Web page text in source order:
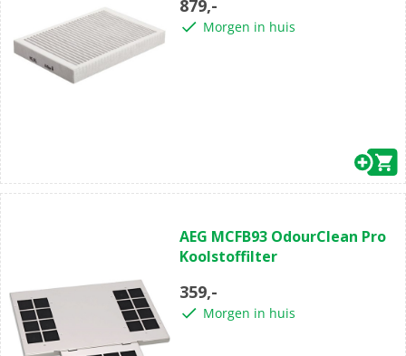
879,-
Morgen in huis
AEG MCFB93 OdourClean Pro
Koolstoffilter
359,-
Morgen in huis